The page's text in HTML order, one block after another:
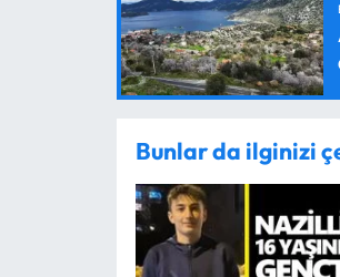
Bunlar da ilginizi